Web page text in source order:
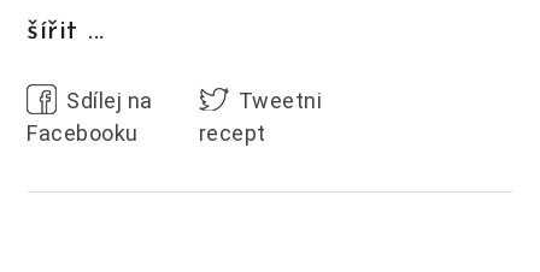
šířit ...
Sdílej na
Facebooku
Tweetni
recept